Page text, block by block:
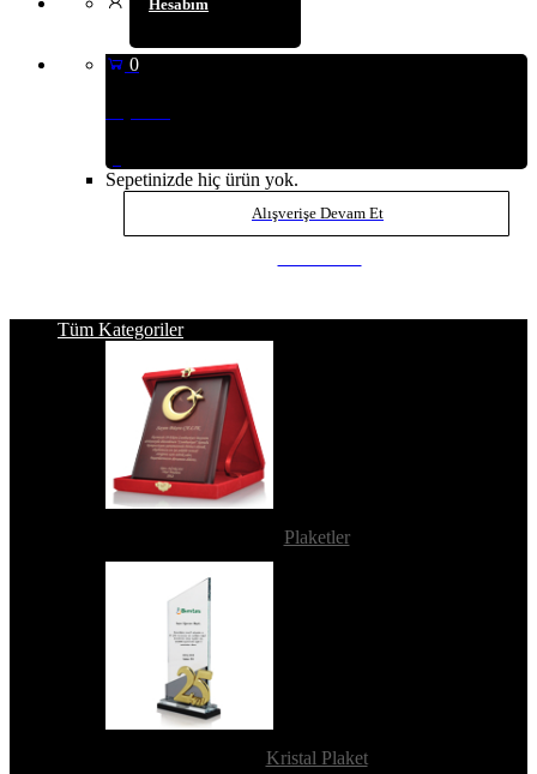
Hesabım
0
Sepetinizde hiç ürün yok.
Alışverişe Devam Et
Tüm Kategoriler
Plaketler
Kristal Plaket